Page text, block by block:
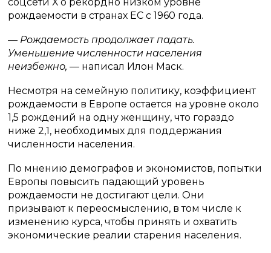
рождаемости в странах ЕС с 1960 года.
— Рождаемость продолжает падать.
Уменьшение численности населения
неизбежно, — написал Илон Маск.
Несмотря на семейную политику, коэффициент
рождаемости в Европе остается на уровне около
1,5 рождений на одну женщину, что гораздо
ниже 2,1, необходимых для поддержания
численности населения.
По мнению демографов и экономистов, попытки
Европы повысить падающий уровень
рождаемости не достигают цели. Они
призывают к переосмыслению, в том числе к
изменению курса, чтобы принять и охватить
экономические реалии старения населения.